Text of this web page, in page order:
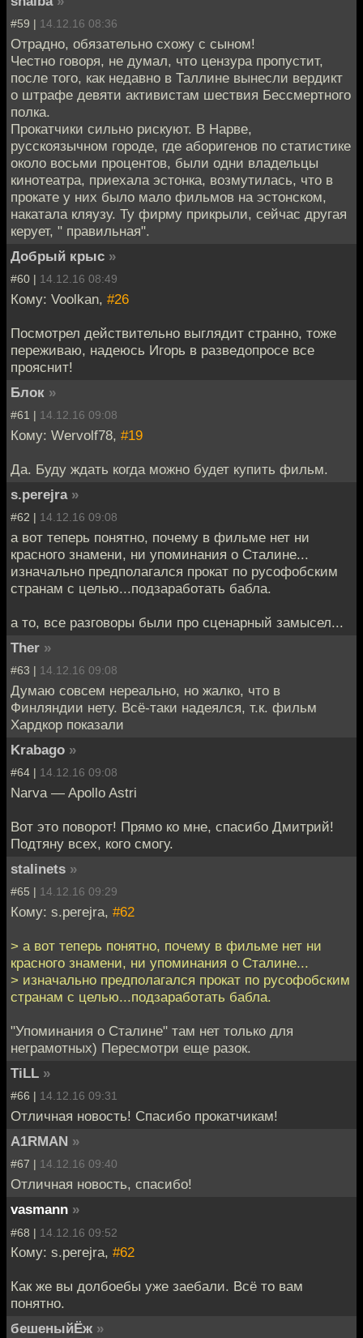
#59 | 14.12.16 08:36
Отрадно, обязательно схожу с сыном!
Честно говоря, не думал, что цензура пропустит,
после того, как недавно в Таллине вынесли вердикт
о штрафе девяти активистам шествия Бессмертного
полка.
Прокатчики сильно рискуют. В Нарве,
русскоязычном городе, где аборигенов по статистике
около восьми процентов, были одни владельцы
кинотеатра, приехала эстонка, возмутилась, что в
прокате у них было мало фильмов на эстонском,
накатала кляузу. Ту фирму прикрыли, сейчас другая
керует, " правильная".
Добрый крыс »
#60 | 14.12.16 08:49
Кому: Voolkan, #26
Посмотрел действительно выглядит странно, тоже
переживаю, надеюсь Игорь в разведопросе все
прояснит!
Блок »
#61 | 14.12.16 09:08
Кому: Wervolf78, #19
Да. Буду ждать когда можно будет купить фильм.
s.perejra »
#62 | 14.12.16 09:08
а вот теперь понятно, почему в фильме нет ни
красного знамени, ни упоминания о Сталине...
изначально предполагался прокат по русофобским
странам с целью...подзаработать бабла.
а то, все разговоры были про сценарный замысел...
Ther »
#63 | 14.12.16 09:08
Думаю совсем нереально, но жалко, что в
Финляндии нету. Всё-таки надеялся, т.к. фильм
Хардкор показали
Krabago »
#64 | 14.12.16 09:08
Narva — Apollo Astri
Вот это поворот! Прямо ко мне, спасибо Дмитрий!
Подтяну всех, кого смогу.
stalinets »
#65 | 14.12.16 09:29
Кому: s.perejra, #62
> а вот теперь понятно, почему в фильме нет ни
красного знамени, ни упоминания о Сталине...
> изначально предполагался прокат по русофобским
странам с целью...подзаработать бабла.
"Упоминания о Сталине" там нет только для
неграмотных) Пересмотри еще разок.
TiLL »
#66 | 14.12.16 09:31
Отличная новость! Спасибо прокатчикам!
A1RMAN »
#67 | 14.12.16 09:40
Отличная новость, спасибо!
vasmann »
#68 | 14.12.16 09:52
Кому: s.perejra, #62
Как же вы долбоебы уже заебали. Всё то вам
понятно.
бешеныйЁж »